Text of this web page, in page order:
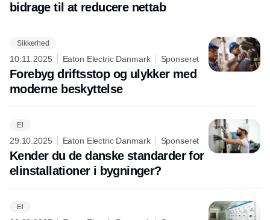
bidrage til at reducere nettab
Sikkerhed
10.11.2025 Eaton Electric Danmark Sponseret
Forebyg driftsstop og ulykker med
moderne beskyttelse
El
29.10.2025 Eaton Electric Danmark Sponseret
Kender du de danske standarder for
elinstallationer i bygninger?
El